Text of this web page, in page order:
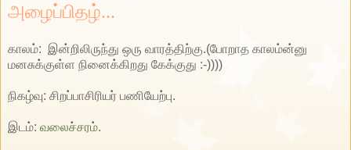
அழைப்பிதழ்...
காலம்: இன்றிலிருந்து ஒரு வாரத்திற்கு.(போறாத காலம்ன்னு
மனசுக்குள்ள நினைக்கிறது கேக்குது :-))))
நிகழ்வு: சிறப்பாசிரியர் பணியேற்பு.
இடம்: வலைச்சரம்.